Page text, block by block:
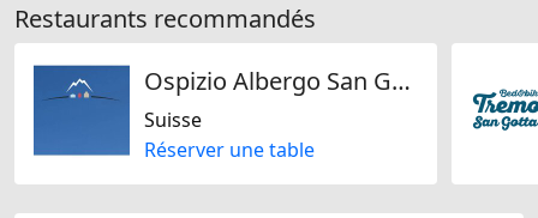
Restaurants recommandés
Ospizio Albergo San Gottardo
Suisse
Réserver une table